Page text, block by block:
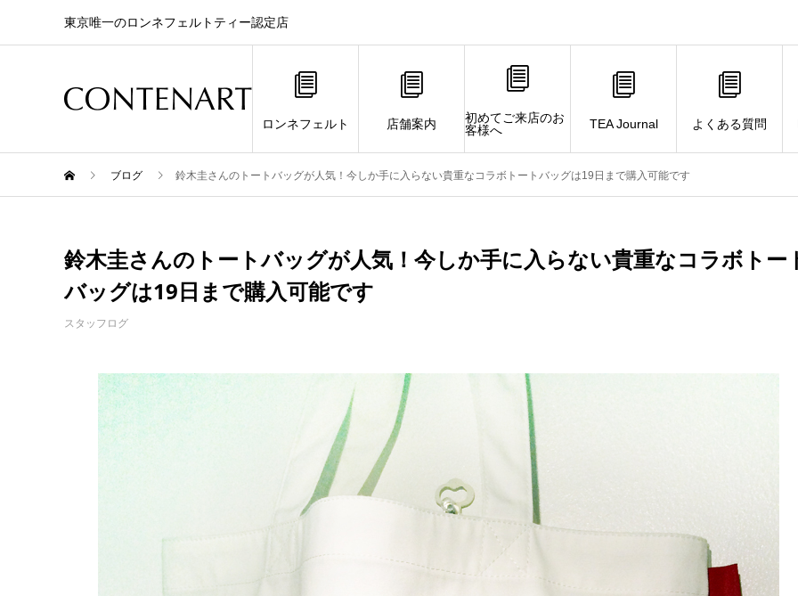
東京唯一のロンネフェルトティー認定店
ロンネフェルト 店舗案内
初めてご来店のお
客様へ
TEA Journal よくある質問
ブログ 鈴木圭さんのトートバッグが人気！今しか手に入らない貴重なコラボトートバッグは19日まで購入可能です
鈴木圭さんのトートバッグが人気！今しか手に入らない貴重なコラボトー
バッグは19日まで購入可能です
スタッフログ